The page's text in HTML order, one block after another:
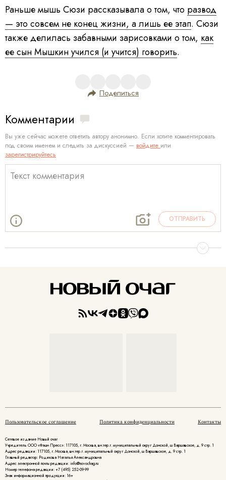
Раньше мышь Сюзи рассказывала о том, что развод
— это совсем не конец жизни, а лишь ее этап. Сюзи
также делилась забавными зарисовками о том, как
ее сын Мышкин учился (и учится) говорить.
Поделиться
Комментарии
Вы уже сейчас можете ответить автору анонимно. Если хотите комментировать
под своим именем и следить за дискуссией — войдите или
зарегистрируйтесь
ОТПРАВИТЬ
Пользовательское соглашение Политика конфиденциальности Контакты
Сетевое издание Новый очаг
Учредитель ООО «Фэшн Пресс»: 117105, г. Москва, вн.тер.г. муниципальный округ Донской, ш Варшавское, д. 9 стр. 1
Адрес редакции: 117105, г. Москва, вн.тер.г. муниципальный округ Донской, ш Варшавское, д. 9 стр. 1
Главный редактор: Родикова Наталья Александровна
Адрес электронной почты редакции: info@novochag.ru
Номер телефона редакции: +7 (495) 252-09-99
Знак информационной продукции: 16+